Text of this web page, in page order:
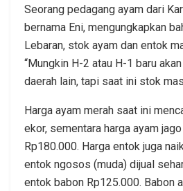
Seorang pedagang ayam dari
bernama Eni, mengungkapkan
Lebaran, stok ayam dan entok
“Mungkin H-2 atau H-1 baru
daerah lain, tapi saat ini stok
Harga ayam merah saat ini
ekor, sementara harga ayam
Rp180.000. Harga entok juga
entok ngosos (muda) dijual
entok babon Rp125.000. Babon